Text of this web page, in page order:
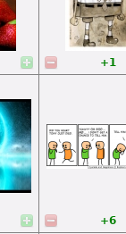
+1
+6